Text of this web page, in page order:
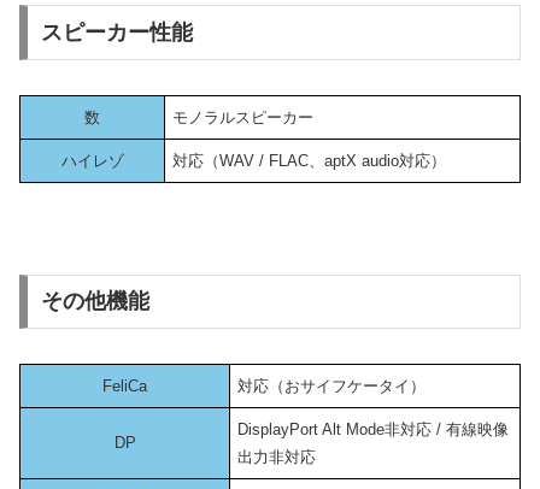
スピーカー性能
数 モノラルスピーカー
ハイレゾ 対応（WAV / FLAC、aptX audio対応）
その他機能
FeliCa 対応（おサイフケータイ）
DP
DisplayPort Alt Mode非対応 / 有線映像
出力非対応